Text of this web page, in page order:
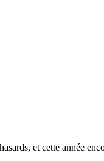
et cette année